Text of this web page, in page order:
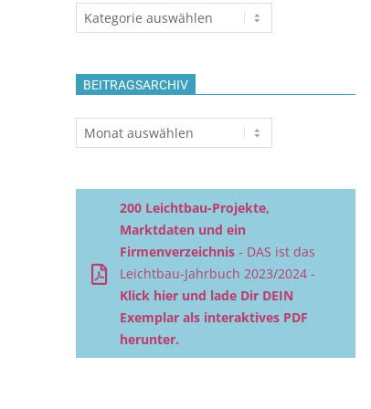
Themen
BEITRAGSARCHIV
Beitragsarchiv
200 Leichtbau-Projekte,
Marktdaten und ein
Firmenverzeichnis - DAS ist das
Leichtbau-Jahrbuch 2023/2024 -
Klick hier und lade Dir DEIN
Exemplar als interaktives PDF
herunter.